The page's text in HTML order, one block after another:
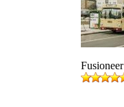
Fusioneer